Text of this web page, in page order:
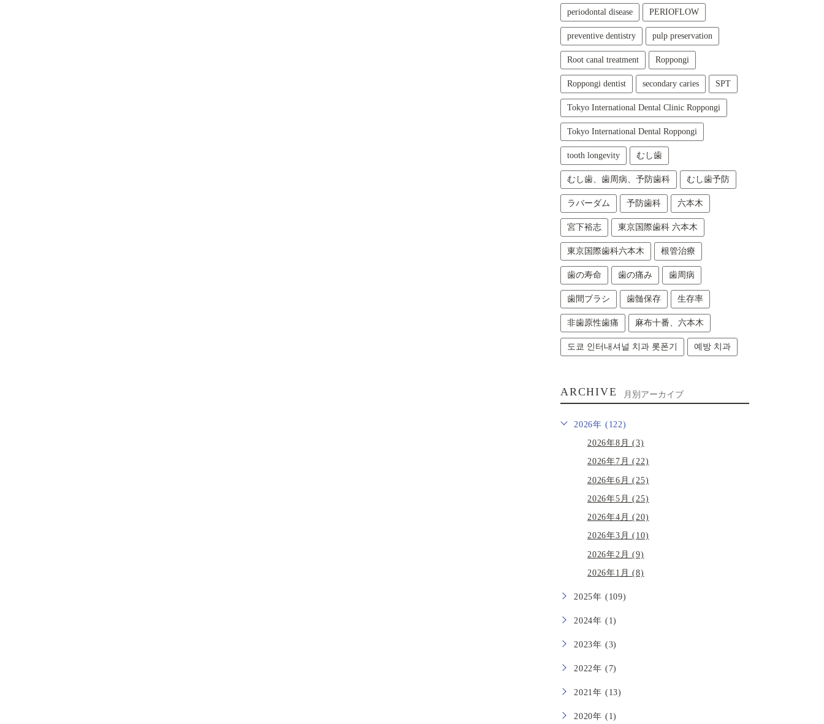
periodontal disease PERIOFLOW
preventive dentistry pulp preservation
Root canal treatment Roppongi
Roppongi dentist secondary caries SPT
Tokyo International Dental Clinic Roppongi
Tokyo International Dental Roppongi
tooth longevity むし歯
むし歯、歯周病、予防歯科 むし歯予防
ラバーダム 予防歯科 六本木
宮下裕志 東京国際歯科 六本木
東京国際歯科六本木 根管治療
歯の寿命 歯の痛み 歯周病
歯間ブラシ 歯髄保存 生存率
非歯原性歯痛 麻布十番、六本木
도쿄 인터내셔널 치과 롯폰기 예방 치과
ARCHIVE 月別アーカイブ
2026年 (122)
2026年8月 (3)
2026年7月 (22)
2026年6月 (25)
2026年5月 (25)
2026年4月 (20)
2026年3月 (10)
2026年2月 (9)
2026年1月 (8)
2025年 (109)
2024年 (1)
2023年 (3)
2022年 (7)
2021年 (13)
2020年 (1)